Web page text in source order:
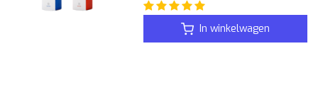
In winkelwagen